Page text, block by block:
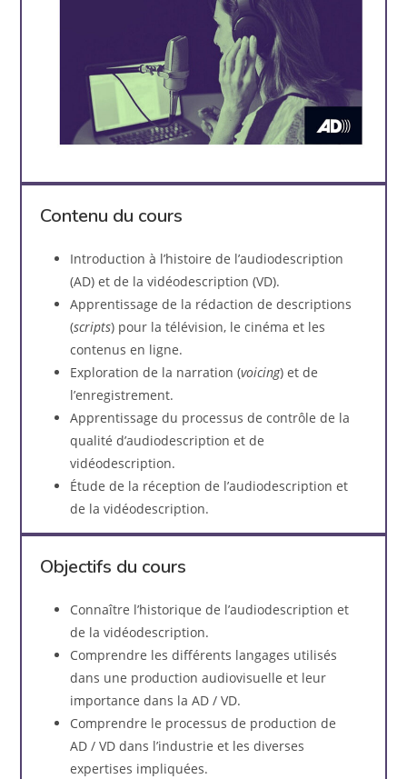
Contenu du cours
Introduction à l’histoire de l’audiodescription
(AD) et de la vidéodescription (VD).
Apprentissage de la rédaction de descriptions
(scripts) pour la télévision, le cinéma et les
contenus en ligne.
Exploration de la narration (voicing) et de
l’enregistrement.
Apprentissage du processus de contrôle de la
qualité d’audiodescription et de
vidéodescription.
Étude de la réception de l’audiodescription et
de la vidéodescription.
Objectifs du cours
Connaître l’historique de l’audiodescription et
de la vidéodescription.
Comprendre les différents langages utilisés
dans une production audiovisuelle et leur
importance dans la AD / VD.
Comprendre le processus de production de
AD / VD dans l’industrie et les diverses
expertises impliquées.